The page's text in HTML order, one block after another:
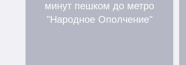
минут пешком до метро
"Народное Ополчение"